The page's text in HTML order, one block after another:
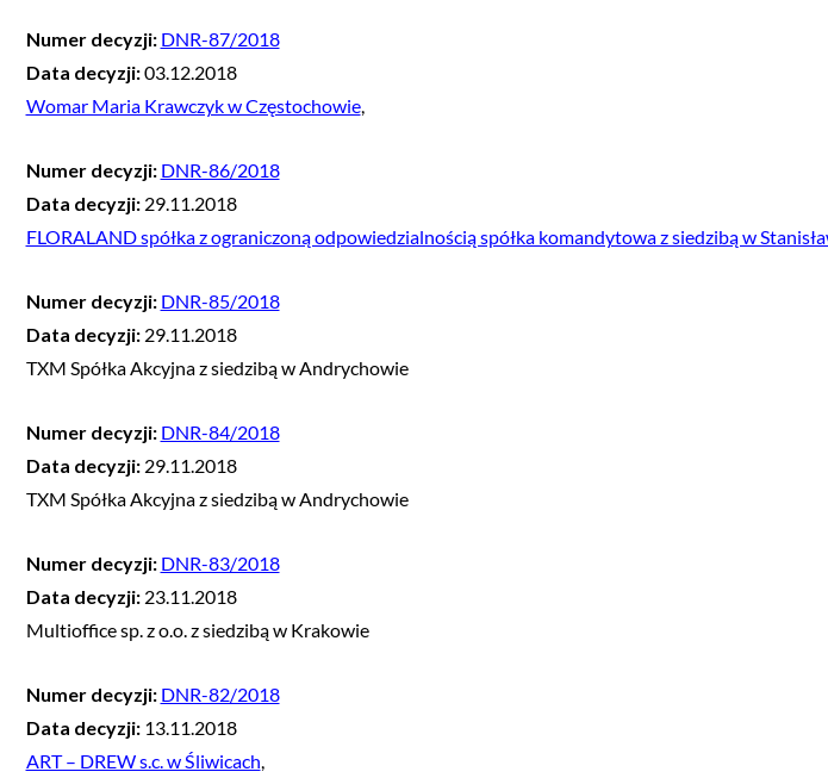
Numer decyzji: DNR-87/2018
Data decyzji:03.12.2018
Womar Maria Krawczyk w Częstochowie,
Numer decyzji: DNR-86/2018
Data decyzji: 29.11.2018
FLORALAND spółka z ograniczoną odpowiedzialnością spółka komandytowa z siedzibą w
Numer decyzji: DNR-85/2018
Data decyzji: 29.11.2018
TXM Spółka Akcyjna z siedzibą w Andrychowie
Numer decyzji: DNR-84/2018
Data decyzji: 29.11.2018
TXM Spółka Akcyjna z siedzibą w Andrychowie
Numer decyzji: DNR-83/2018
Data decyzji: 23.11.2018
Multioffice sp. z o.o. z siedzibą w Krakowie
Numer decyzji: DNR-82/2018
Data decyzji: 13.11.2018
ART – DREW s.c. w Śliwicach,